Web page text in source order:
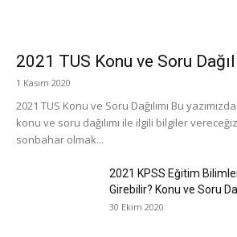
2021 TUS Konu ve Soru
1 Kasım 2020
2021 TUS Konu ve Soru Dağılımı Bu
konu ve soru dağılımı ile ilgili bilgiler
sonbahar olmak...
2021 KPSS Eğitim
Girebilir? Konu ve Soru
30 Ekim 2020